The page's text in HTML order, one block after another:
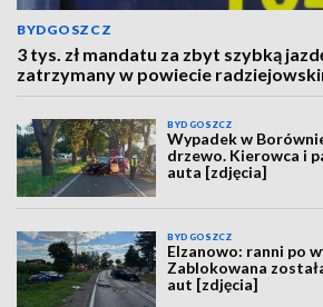
BYDGOSZCZ
3 tys. zł mandatu za zbyt szybką
zatrzymany w powiecie
BYDGOSZCZ
Wypadek w
drzewo. Kierowca i
auta [zdjęcia]
BYDGOSZCZ
Elzanowo: ranni po
Zablokowana
aut [zdjęcia]